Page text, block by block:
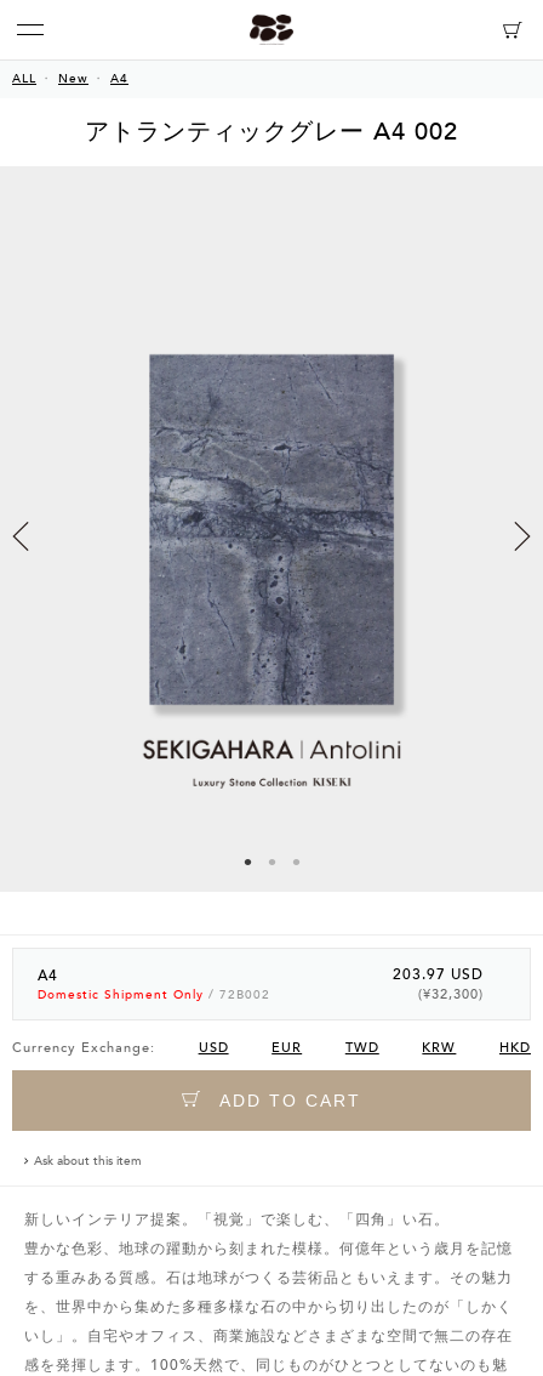
ALL New A4
アトランティックグレー A4 002
A4
Domestic Shipment Only / 72B002
203.97 USD
(¥32,300)
Currency Exchange: USD EUR TWD KRW HKD
ADD TO CART
Ask about this item
新しいインテリア提案。「視覚」で楽しむ、「四角」い石。
豊かな色彩、地球の躍動から刻まれた模様。何億年という歳月を記憶
する重みある質感。石は地球がつくる芸術品ともいえます。その魅力
を、世界中から集めた多種多様な石の中から切り出したのが「しかく
いし」。自宅やオフィス、商業施設などさまざまな空間で無二の存在
感を発揮します。100%天然で、同じものがひとつとしてないのも魅